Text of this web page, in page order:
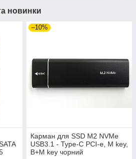
новинки
–10%
Карман для SSD M2 NVMe
USB3.1 - Type-C PCI-e, M key,
B+M key чорний